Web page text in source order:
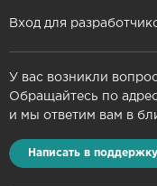
Вход для
У вас возникли
Обращайтесь по
и мы ответим вам в
Написать в поддержку